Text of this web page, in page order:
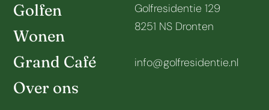
Golfen
Wonen
Grand Café
Over ons
Golfresidentie 129
8251 NS Dronten
info@golfresidentie.nl